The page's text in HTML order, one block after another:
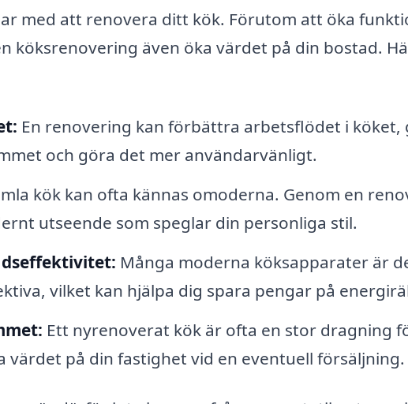
med att renovera ditt kök. Förutom att öka
köksrenovering även öka värdet på din bostad.
En renovering kan förbättra arbetsflödet i köket,
och göra det mer användarvänligt.
kök kan ofta kännas omoderna. Genom en
utseende som speglar din personliga stil.
Många moderna köksapparater är
vilket kan hjälpa dig spara pengar på
Ett nyrenoverat kök är ofta en stor dragning
värdet på din fastighet vid en eventuell försäljning.